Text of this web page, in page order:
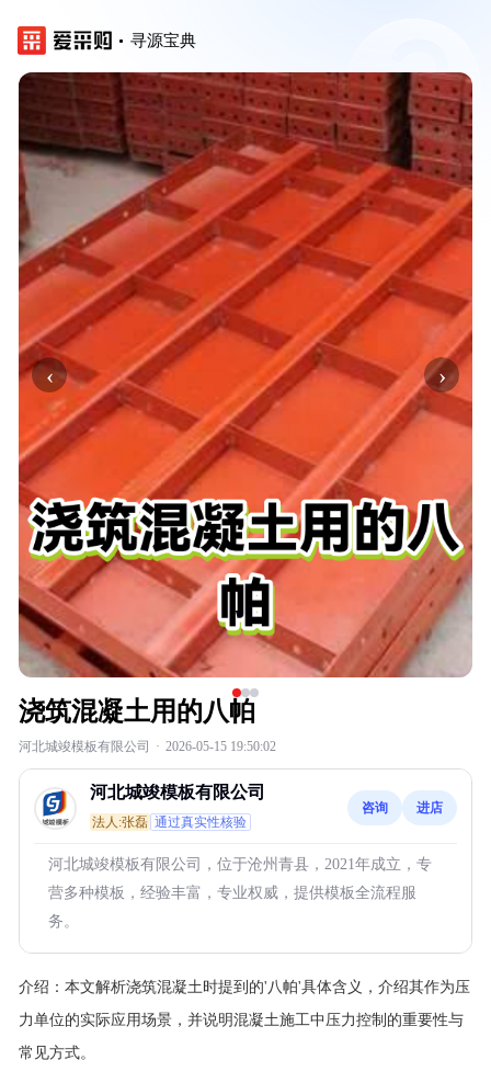
寻源宝典
‹ ›
浇筑混凝土用的八帕
河北城竣模板有限公司 · 2026-05-15 19:50:02
河北城竣模板有限公司
法人:张磊 通过真实性核验
咨询 进店
河北城竣模板有限公司，位于沧州青县，2021年成立，专
营多种模板，经验丰富，专业权威，提供模板全流程服
务。
介绍： 本文解析浇筑混凝土时提到的'八帕'具体含义，介绍其作为压
力单位的实际应用场景，并说明混凝土施工中压力控制的重要性与
常见方式。